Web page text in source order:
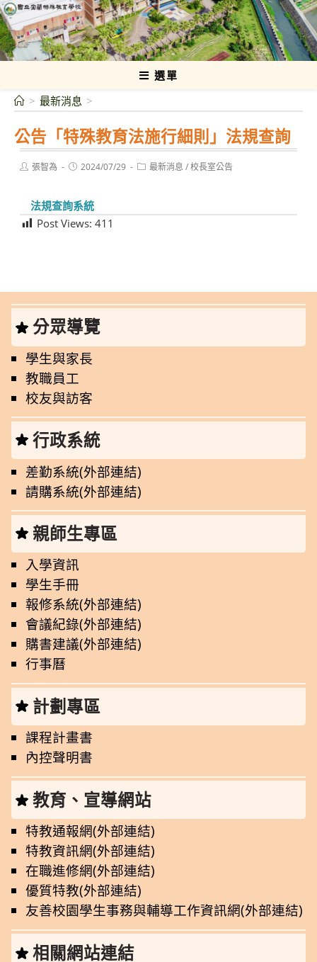
跳
轉
至
主
國立宜蘭特殊教育學校
選單
公告「特殊教育法施行細則」法規查詢
> 最新消息 >
Post張智為
Post2024/07/29
Post最新消息 /校長室公告
法規查詢系統
Post Views: 411
分眾導覽
學生與家長
教職員工
校友與訪客
行政系統
差勤系統(外部連結)
請購系統(外部連結)
親師生專區
入學資訊
學生手冊
報修系統(外部連結)
會議紀錄(外部連結)
購書建議(外部連結)
行事曆
計劃專區
課程計畫書
內控聲明書
教育、宣導網站
特教通報網(外部連結)
特教資訊網(外部連結)
在職進修網(外部連結)
優質特教(外部連結)
友善校園學生事務與輔導工作資訊網(外部連結)
相關網站連結